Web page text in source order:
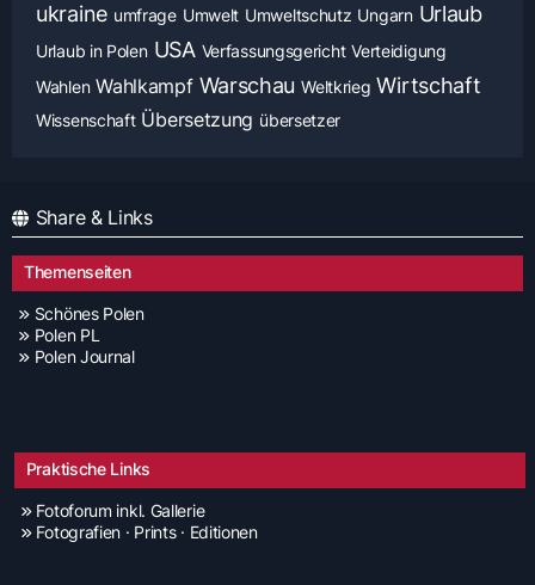
ukraine umfrage Umwelt Umweltschutz Ungarn Urlaub
Urlaub in Polen USA Verfassungsgericht Verteidigung
Wahlen Wahlkampf Warschau Weltkrieg Wirtschaft
Wissenschaft Übersetzung übersetzer
Share & Links
Themenseiten
Schönes Polen
Polen PL
Polen Journal
Praktische Links
Fotoforum inkl. Gallerie
Fotografien · Prints · Editionen